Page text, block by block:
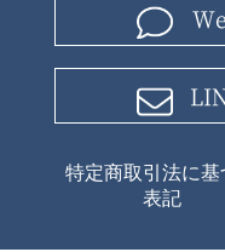
特定商取引法に基
表記